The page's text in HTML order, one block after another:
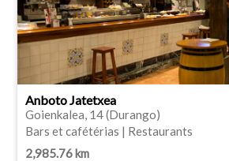
Anboto Jatetxea
Goienkalea, 14 (Durango)
Bars et cafétérias | Restaurants
2,985.76 km